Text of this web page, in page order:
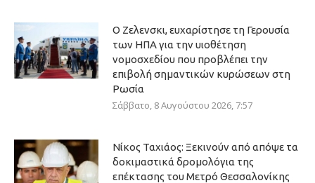
Ο Ζελενσκι, ευχαρίστησε τη Γερουσία
των ΗΠΑ για την υιοθέτηση
νομοσχεδίου που προβλέπει την
επιβολή σημαντικών κυρώσεων στη
Ρωσία
Σάββατο, 8 Αυγούστου 2026, 7:57
Νίκος Ταχιάος: Ξεκινούν από απόψε τα
δοκιμαστικά δρομολόγια της
επέκτασης του Μετρό Θεσσαλονίκης